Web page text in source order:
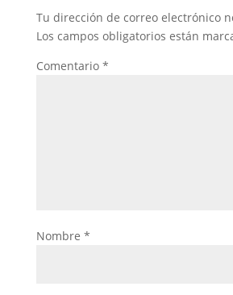
Tu dirección de correo electrónico
Los campos obligatorios están
Comentario *
Nombre *